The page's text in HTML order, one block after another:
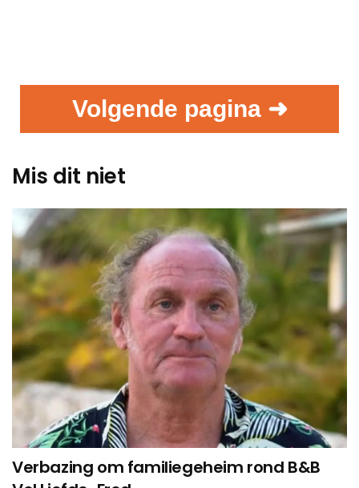
Volgende pagina ➜
Mis dit niet
Verbazing om familiegeheim rond B&B